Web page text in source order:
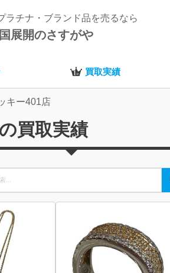
ラチナ・ブランド品を売るなら
展開のさすがや
買取実績
キー401店
買取実績